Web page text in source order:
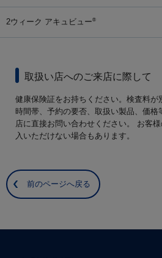
2ウィーク アキュビュー®
取扱い店へのご来店に際して
健康保険証をお持ちください。検査料が
時間帯、予約の要否、取扱い製品、価格
店に直接お問い合わせください。 お客
入いただけない場合もあります。
前のページへ戻る